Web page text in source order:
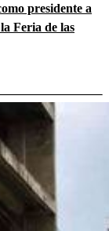
presidente a
Feria de las